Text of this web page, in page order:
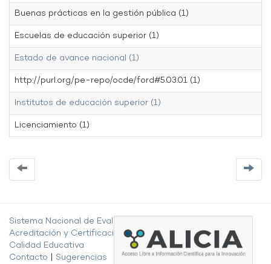
Buenas prácticas en la gestión pública (1)
Escuelas de educación superior (1)
Estado de avance nacional (1)
http://purl.org/pe-repo/ocde/ford#5.03.01 (1)
Institutos de educación superior (1)
Licenciamiento (1)
Sistema Nacional de Evaluación,
Acreditación y Certificación de la
Calidad Educativa
Contacto
Sugerencias